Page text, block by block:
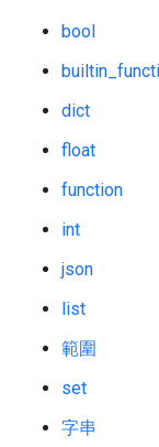
bool
dict
float
function
int
json
list
範圍
set
字串